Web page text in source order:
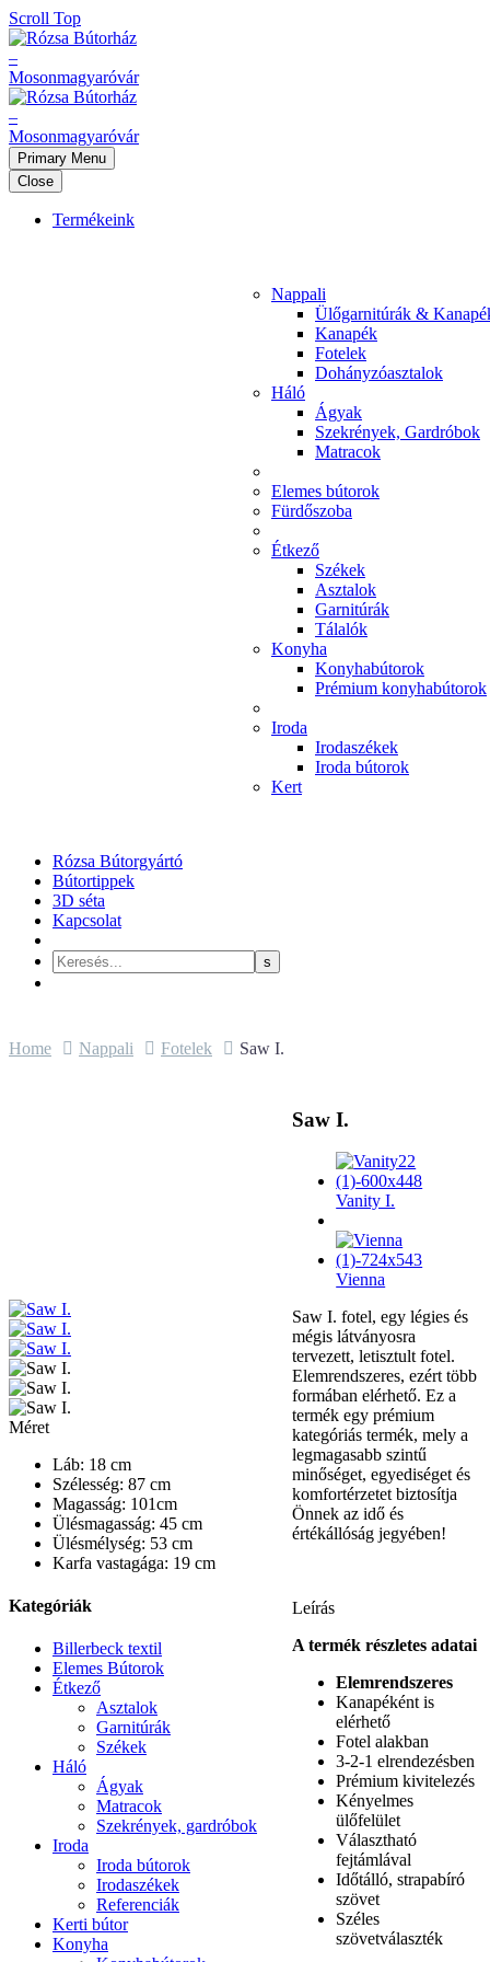
Scroll Top
Primary Menu
Close
Termékeink
Nappali
Ülőgarnitúrák &
Kanapék
Fotelek
Dohányzóasztalok
Háló
Ágyak
Szekrények, Gardróbok
Matracok
Elemes bútorok
Fürdőszoba
Étkező
Székek
Asztalok
Garnitúrák
Tálalók
Konyha
Konyhabútorok
Prémium konyhabútorok
Iroda
Irodaszékek
Iroda bútorok
Kert
Rózsa Bútorgyártó
Bútortippek
3D séta
Kapcsolat
Home Nappali Fotelek Saw I.
Saw I.
Vanity I.
Vienna
Saw I. fotel, egy légies és
mégis látványosra
tervezett, letisztult fotel.
Elemrendszeres, ezért több
formában elérhető. Ez a
termék egy prémium
kategóriás termék, mely a
legmagasabb szintű
minőséget, egyediséget és
komfortérzetet biztosítja
Önnek az idő és
értékállóság jegyében!
Leírás
A termék részletes adatai
Elemrendszeres
Kanapéként is
elérhető
Fotel alakban
3-2-1 elrendezésben
Prémium kivitelezés
Kényelmes
ülőfelület
Választható
fejtámlával
Időtálló, strapabíró
szövet
Széles
szövetválaszték
Méret
Láb: 18 cm
Szélesség: 87 cm
Magasság: 101cm
Ülésmagasság: 45 cm
Ülésmélység: 53 cm
Karfa vastagága: 19 cm
Kategóriák
Billerbeck textil
Elemes Bútorok
Étkező
Asztalok
Garnitúrák
Székek
Háló
Ágyak
Matracok
Szekrények, gardróbok
Iroda
Iroda bútorok
Irodaszékek
Referenciák
Kerti bútor
Konyha